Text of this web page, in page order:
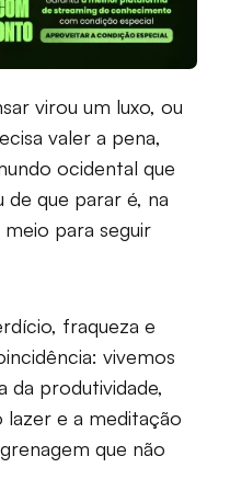
virou um luxo, ou
valer a pena,
ocidental que
que parar é, na
para seguir
fraqueza e
vivemos
da produtividade,
e a meditação
que não